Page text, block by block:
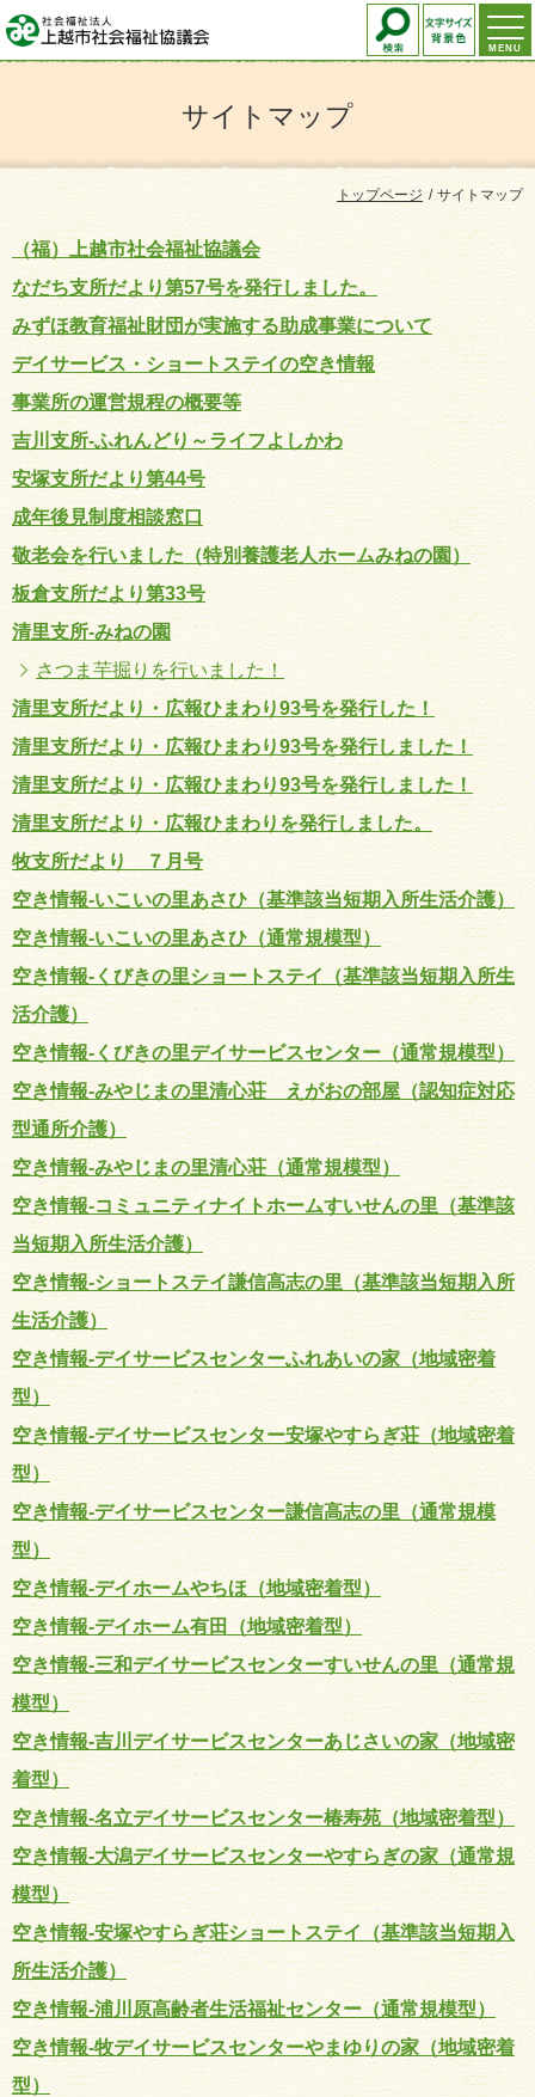
MENU
サイトマップ
トップページ サイトマップ
（福）上越市社会福祉協議会
なだち支所だより第57号を発行しました。
みずほ教育福祉財団が実施する助成事業について
デイサービス・ショートステイの空き情報
事業所の運営規程の概要等
吉川支所-ふれんどり～ライフよしかわ
安塚支所だより第44号
成年後見制度相談窓口
敬老会を行いました（特別養護老人ホームみねの園）
板倉支所だより第33号
清里支所-みねの園
さつま芋掘りを行いました！
清里支所だより・広報ひまわり93号を発行した！
清里支所だより・広報ひまわり93号を発行しました！
清里支所だより・広報ひまわり93号を発行しました！
清里支所だより・広報ひまわりを発行しました。
牧支所だより ７月号
空き情報-いこいの里あさひ（基準該当短期入所生活介護）
空き情報-いこいの里あさひ（通常規模型）
空き情報-くびきの里ショートステイ（基準該当短期入所生
活介護）
空き情報-くびきの里デイサービスセンター（通常規模型）
空き情報-みやじまの里清心荘 えがおの部屋（認知症対応
型通所介護）
空き情報-みやじまの里清心荘（通常規模型）
空き情報-コミュニティナイトホームすいせんの里（基準該
当短期入所生活介護）
空き情報-ショートステイ謙信高志の里（基準該当短期入所
生活介護）
空き情報-デイサービスセンターふれあいの家（地域密着
型）
空き情報-デイサービスセンター安塚やすらぎ荘（地域密着
型）
空き情報-デイサービスセンター謙信高志の里（通常規模
型）
空き情報-デイホームやちほ（地域密着型）
空き情報-デイホーム有田（地域密着型）
空き情報-三和デイサービスセンターすいせんの里（通常規
模型）
空き情報-吉川デイサービスセンターあじさいの家（地域密
着型）
空き情報-名立デイサービスセンター椿寿苑（地域密着型）
空き情報-大潟デイサービスセンターやすらぎの家（通常規
模型）
空き情報-安塚やすらぎ荘ショートステイ（基準該当短期入
所生活介護）
空き情報-浦川原高齢者生活福祉センター（通常規模型）
空き情報-牧デイサービスセンターやまゆりの家（地域密着
型）